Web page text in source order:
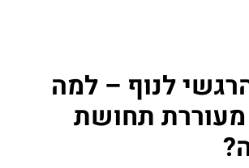
לנוף – למה
תחושת